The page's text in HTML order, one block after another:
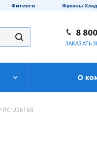
Фитинги Фреоны
8
ЗАКАЗАТЬ
О
RC-U06168